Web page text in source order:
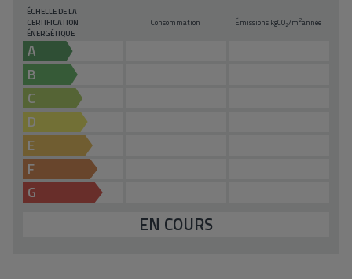
ÉCHELLE DE LA
CERTIFICATION
ÉNERGÉTIQUE
Consommation Émissions kgCO2/m2année
A
B
C
D
E
F
G
EN COURS